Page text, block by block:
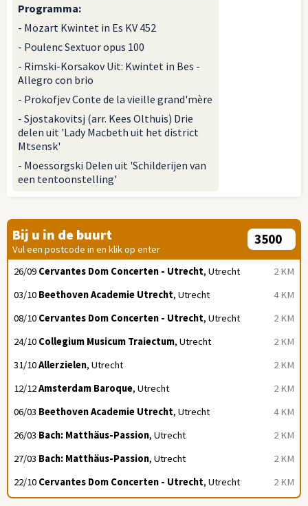
Programma:
- Mozart Kwintet in Es KV 452
- Poulenc Sextuor opus 100
- Rimski-Korsakov Uit: Kwintet in Bes -
Allegro con brio
- Prokofjev Conte de la vieille grand'mère
- Sjostakovitsj (arr. Kees Olthuis) Drie
delen uit 'Lady Macbeth uit het district
Mtsensk'
- Moessorgski Delen uit 'Schilderijen van
een tentoonstelling'
Bij u in de buurt
Vul een postcode in en klik op enter
2 KM
26/09 Cervantes Dom Concerten - Utrecht, Utrecht
4 KM
03/10 Beethoven Academie Utrecht, Utrecht
2 KM
08/10 Cervantes Dom Concerten - Utrecht, Utrecht
2 KM
24/10 Collegium Musicum Traiectum, Utrecht
2 KM
31/10Allerzielen, Utrecht
2 KM
12/12Amsterdam Baroque, Utrecht
4 KM
06/03 Beethoven Academie Utrecht, Utrecht
2 KM
26/03 Bach: Matthäus-Passion, Utrecht
2 KM
27/03 Bach: Matthäus-Passion, Utrecht
2 KM
22/10 Cervantes Dom Concerten - Utrecht, Utrecht